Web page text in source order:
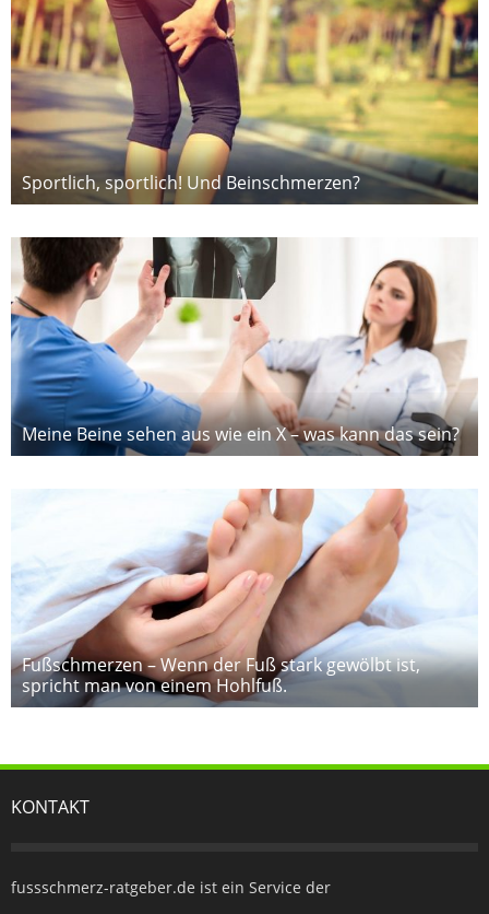
Sportlich, sportlich! Und Beinschmerzen?
Meine Beine sehen aus wie ein X – was kann das sein?
Fußschmerzen – Wenn der Fuß stark gewölbt ist,
spricht man von einem Hohlfuß.
KONTAKT
fussschmerz-ratgeber.de ist ein Service der